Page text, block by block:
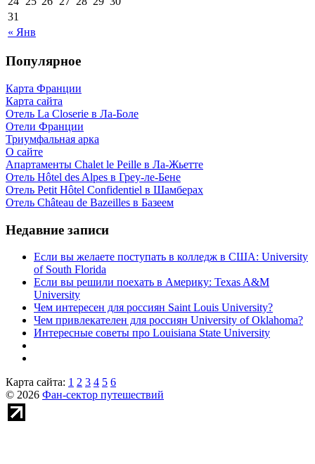
« Янв
31
Популярное
Карта Франции
Карта сайта
Отель La Closerie в Ла-Боле
Отели Франции
Триумфальная арка
О сайте
Апартаменты Chalet le Peille в Ла-Жьетте
Отель Hôtel des Alpes в Греу-ле-Бене
Отель Petit Hôtel Confidentiel в Шамберах
Отель Château de Bazeilles в Базеем
Недавние записи
Если вы желаете поступать в колледж в США: University
of South Florida
Если вы решили поехать в Америку: Texas A&M
University
Чем интересен для россиян Saint Louis University?
Чем привлекателен для россиян University of Oklahoma?
Интересные советы про Louisiana State University
Карта сайта: 1 2 3 4 5 6
© 2026 Фан-сектор путешествий